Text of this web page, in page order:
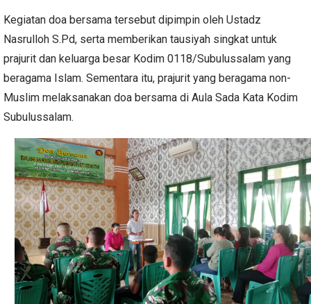
Kegiatan doa bersama tersebut dipimpin oleh Ustadz
Nasrulloh S.Pd, serta memberikan tausiyah singkat untuk
prajurit dan keluarga besar Kodim 0118/Subulussalam yang
beragama Islam. Sementara itu, prajurit yang beragama non-
Muslim melaksanakan doa bersama di Aula Sada Kata Kodim
Subulussalam.